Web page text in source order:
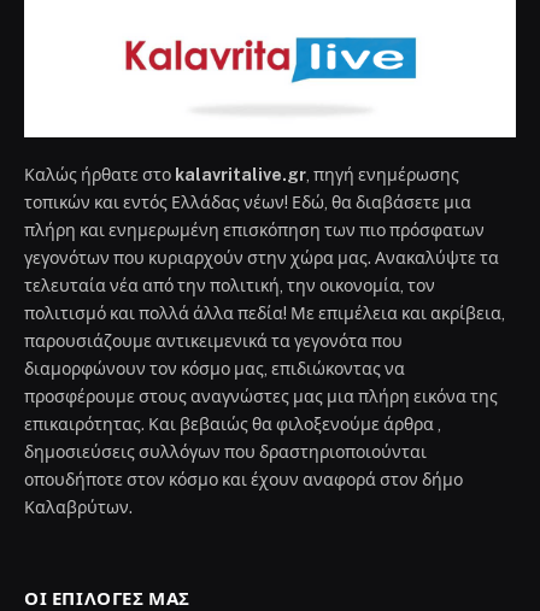
Καλώς ήρθατε στο kalavritalive.gr , πηγή ενημέρωσης
τοπικών και εντός Ελλάδας νέων! Εδώ, θα διαβάσετε μια
πλήρη και ενημερωμένη επισκόπηση των πιο πρόσφατων
γεγονότων που κυριαρχούν στην χώρα μας. Ανακαλύψτε τα
τελευταία νέα από την πολιτική, την οικονομία, τον
πολιτισμό και πολλά άλλα πεδία! Με επιμέλεια και ακρίβεια,
παρουσιάζουμε αντικειμενικά τα γεγονότα που
διαμορφώνουν τον κόσμο μας, επιδιώκοντας να
προσφέρουμε στους αναγνώστες μας μια πλήρη εικόνα της
επικαιρότητας. Και βεβαιώς θα φιλοξενούμε άρθρα ,
δημοσιεύσεις συλλόγων που δραστηριοποιούνται
οπουδήποτε στον κόσμο και έχουν αναφορά στον δήμο
Καλαβρύτων.
ΟΙ ΕΠΙΛΟΓΈΣ ΜΑΣ